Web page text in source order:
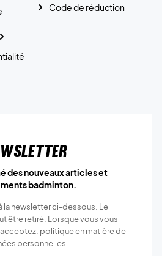
Code de réduction
des nouveaux articles et
badminton.
la newsletter ci-dessous. Le
être retiré. Lorsque vous vous
politique en matière de
personnelles.